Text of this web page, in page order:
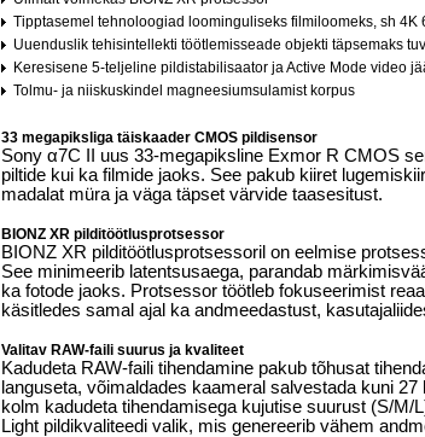
Tipptasemel tehnoloogiad loominguliseks filmiloomeks, sh 4K
Uuenduslik tehisintellekti töötlemisseade objekti täpsemaks
Keresisene 5-teljeline pildistabilisaator ja Active Mode video
Tolmu- ja niiskuskindel magneesiumsulamist korpus
33 megapiksliga täiskaader CMOS pildisensor
Sony α7C II uus 33-megapiksline Exmor R CMOS
piltide kui ka filmide jaoks. See pakub kiiret
madalat müra ja väga täpset värvide taasesitust.
BIONZ XR pilditöötlusprotsessor
BIONZ XR pilditöötlusprotsessoril on eelmise
See minimeerib latentsusaega, parandab
ka fotode jaoks. Protsessor töötleb fokuseerimist
käsitledes samal ajal ka andmeedastust,
Valitav RAW-faili suurus ja kvaliteet
Kadudeta RAW-faili tihendamine pakub tõhusat
languseta, võimaldades kaameral salvestada kuni
kolm kadudeta tihendamisega kujutise suurust (S/M/
Light pildikvaliteedi valik, mis genereerib vähem